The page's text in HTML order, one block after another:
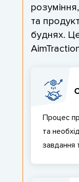
та
буднях.
Процес
та
завдання